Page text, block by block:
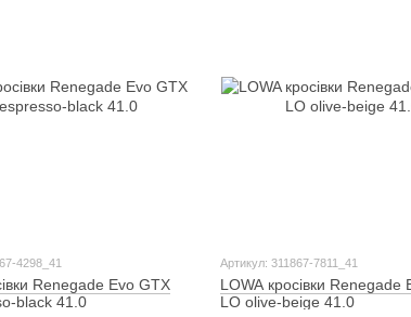
4298_41
Renegade Evo GTX
black 41.0
Артикул: 311867-7811_41
LOWA кросівки Renegade
LO olive-beige 41.0